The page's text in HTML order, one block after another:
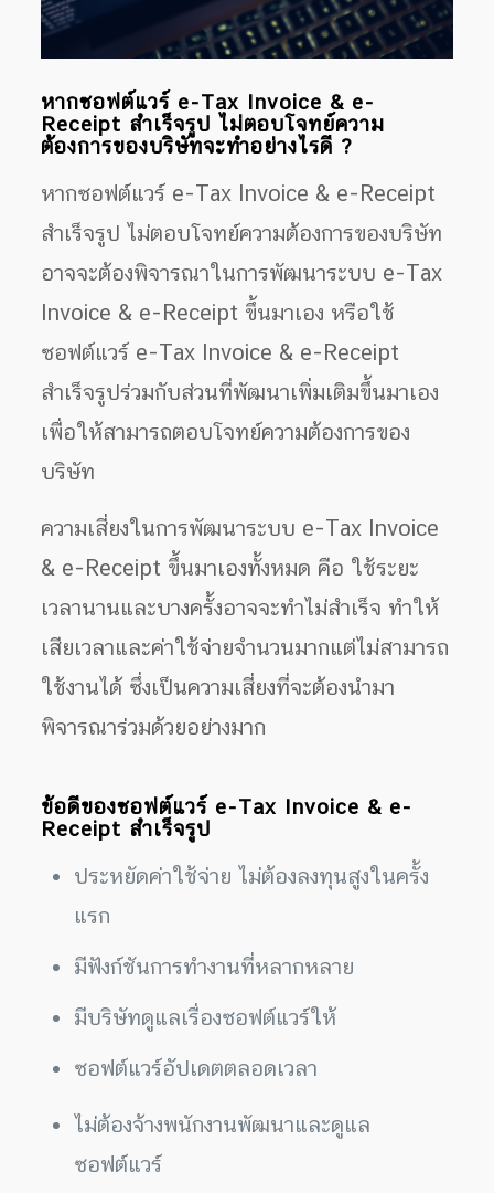
หากซอฟต์แวร์ e-Tax Invoice & e-
Receipt สำเร็จรูป ไม่ตอบโจทย์ความ
ต้องการของบริษัทจะทำอย่างไรดี ?
หากซอฟต์แวร์ e-Tax Invoice & e-Receipt
สำเร็จรูป ไม่ตอบโจทย์ความต้องการของบริษัท
อาจจะต้องพิจารณาในการพัฒนาระบบ e-Tax
Invoice & e-Receipt ขึ้นมาเอง หรือใช้
ซอฟต์แวร์ e-Tax Invoice & e-Receipt
สำเร็จรูปร่วมกับส่วนที่พัฒนาเพิ่มเติมขึ้นมาเอง
เพื่อให้สามารถตอบโจทย์ความต้องการของ
บริษัท
ความเสี่ยงในการพัฒนาระบบ e-Tax Invoice
& e-Receipt ขึ้นมาเองทั้งหมด คือ ใช้ระยะ
เวลานานและบางครั้งอาจจะทำไม่สำเร็จ ทำให้
เสียเวลาและค่าใช้จ่ายจำนวนมากแต่ไม่สามารถ
ใช้งานได้ ซึ่งเป็นความเสี่ยงที่จะต้องนำมา
พิจารณาร่วมด้วยอย่างมาก
ข้อดีของซอฟต์แวร์ e-Tax Invoice & e-
Receipt สำเร็จรูป
ประหยัดค่าใช้จ่าย ไม่ต้องลงทุนสูงในครั้ง
แรก
มีฟังก์ชันการทำงานที่หลากหลาย
มีบริษัทดูแลเรื่องซอฟต์แวร์ให้
ซอฟต์แวร์อัปเดตตลอดเวลา
ไม่ต้องจ้างพนักงานพัฒนาและดูแล
ซอฟต์แวร์